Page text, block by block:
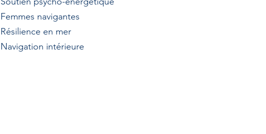
Femmes navigantes
Résilience en mer
Navigation intérieure